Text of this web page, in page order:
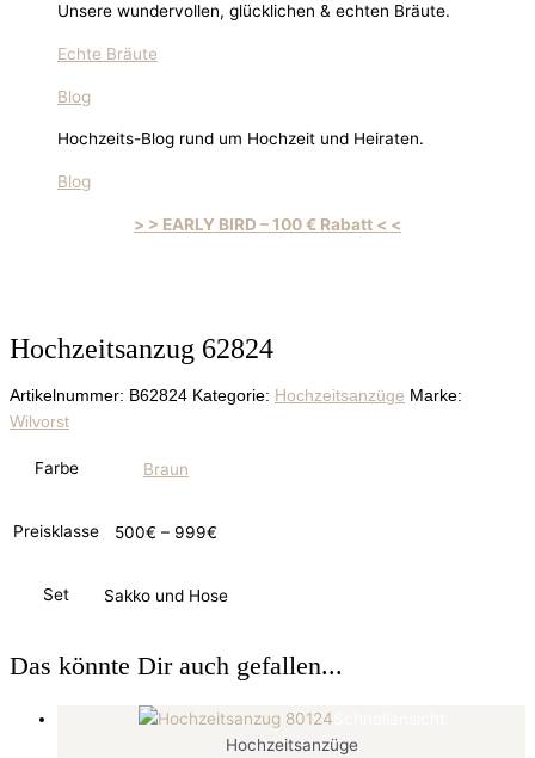
Unsere wundervollen, glücklichen & echten Bräute.
Echte Bräute
Blog
Hochzeits-Blog rund um Hochzeit und Heiraten.
Blog
> > EARLY BIRD – 100 € Rabatt < <
Hochzeitsanzug 62824
Artikelnummer: B62824 Kategorie: Hochzeitsanzüge Marke:
Wilvorst
Farbe Braun
Preisklasse 500€ – 999€
Set Sakko und Hose
Das könnte Dir auch gefallen...
Hochzeitsanzüge